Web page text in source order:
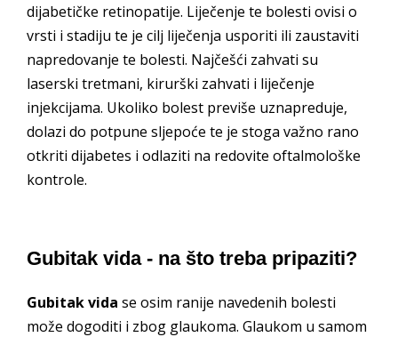
dijabetičke retinopatije. Liječenje te bolesti ovisi o
vrsti i stadiju te je cilj liječenja usporiti ili zaustaviti
napredovanje te bolesti. Najčešći zahvati su
laserski tretmani, kirurški zahvati i liječenje
injekcijama. Ukoliko bolest previše uznapreduje,
dolazi do potpune sljepoće te je stoga važno rano
otkriti dijabetes i odlaziti na redovite oftalmološke
kontrole.
Gubitak vida - na što treba pripaziti?
Gubitak vida se osim ranije navedenih bolesti
može dogoditi i zbog glaukoma. Glaukom u samom